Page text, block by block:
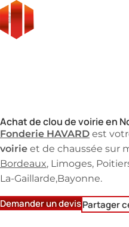
Distributeur et fabricant de
Achat de clou de voirie en
Fonderie HAVARDest
voirieet de chaussée sur
Bordeaux, Limoges,
La-Gaillarde,Bayonne.
Demander un devisPartager